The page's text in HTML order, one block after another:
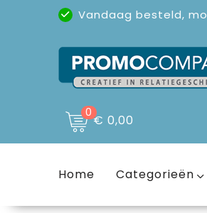
Vandaag besteld,
Uitstekende
0€ 0,00
Home Categorieën